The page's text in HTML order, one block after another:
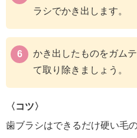
ラシでかき出します。
かき出したものをガム
て取り除きましょう。
〈コツ〉
歯ブラシはできるだけ硬い毛